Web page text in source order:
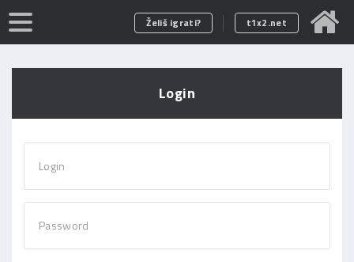
Želiš igrati? t1x2.net
Login
Login
Password